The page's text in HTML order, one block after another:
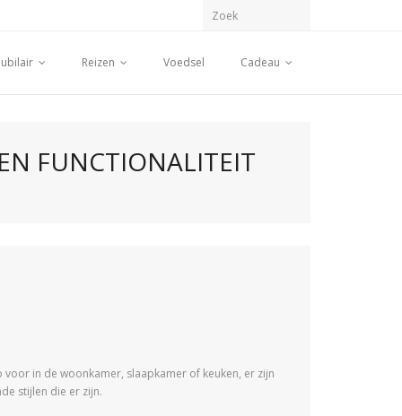
Reizen Voedsel Cadeau
FUNCTIONALITEIT
in de woonkamer, slaapkamer of keuken, er zijn
stijlen die er zijn.